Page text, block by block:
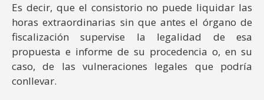
Es decir, que el consistorio no puede liquidar las
horas extraordinarias sin que antes el órgano de
fiscalización supervise la legalidad de esa
propuesta e informe de su procedencia o, en su
caso, de las vulneraciones legales que podría
conllevar.